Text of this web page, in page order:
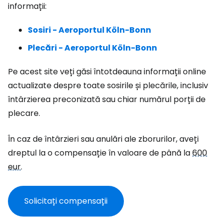
informații:
Sosiri - Aeroportul Köln-Bonn
Plecări - Aeroportul Köln-Bonn
Pe acest site veți găsi întotdeauna informații online
actualizate despre toate sosirile și plecările, inclusiv
întârzierea preconizată sau chiar numărul porții de
plecare.
În caz de întârzieri sau anulări ale zborurilor, aveți
dreptul la o compensație în valoare de până la600
eur.
Solicitați compensații